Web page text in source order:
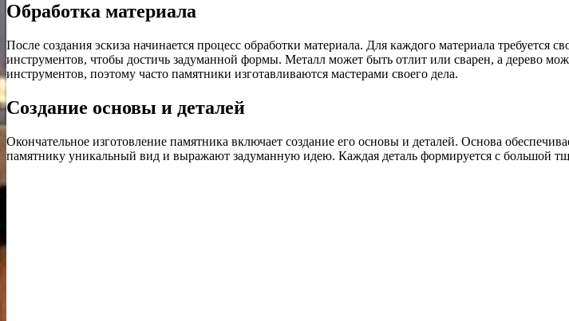
Обработка материала
После создания эскиза начинается процесс обработки материала. Для каждого материала
инструментов, чтобы достичь задуманной формы. Металл может быть отлит или сварен, а дерево
инструментов, поэтому часто памятники изготавливаются мастерами своего дела.
Создание основы и деталей
Окончательное изготовление памятника включает создание его основы и деталей. Основа
памятнику уникальный вид и выражают задуманную идею. Каждая деталь формируется с большой